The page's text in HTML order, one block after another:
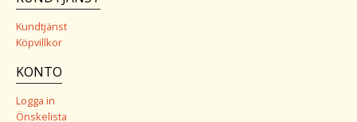
Kundtjänst
Köpvillkor
KONTO
Logga in
Önskelista